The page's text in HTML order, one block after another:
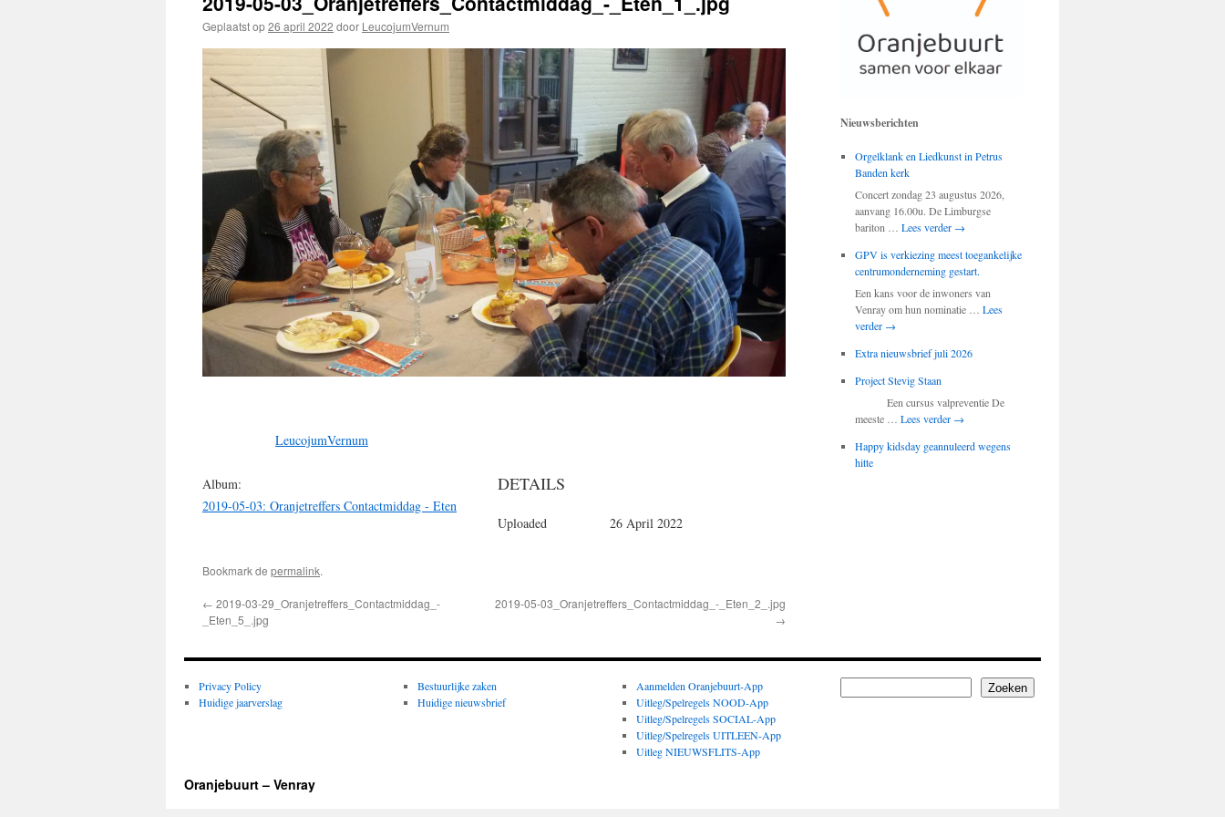
Geplaatst op26 april 2022 door LeucojumVernum
LeucojumVernum
Album:
2019-05-03: Oranjetreffers Contactmiddag - Eten
DETAILS
Uploaded 26 April 2022
Bookmark de permalink.
← 2019-03-29_Oranjetreffers_Contactmiddag_-
_Eten_5_.jpg
2019-05-03_Oranjetreffers_Contactmiddag_-_Eten_2_.jpg
→
Nieuwsberichten
Orgelklank en Liedkunst in Petrus
Banden kerk
Concert zondag 23 augustus 2026,
aanvang 16.00u. De Limburgse
bariton … Lees verder →
GPV is verkiezing meest toegankelijke
centrumonderneming gestart.
Een kans voor de inwoners van
Venray om hun nominatie … Lees
verder →
Extra nieuwsbrief juli 2026
Project Stevig Staan
Een cursus valpreventie De
meeste … Lees verder →
Happy kidsday geannuleerd wegens
hitte
Privacy Policy
Huidige jaarverslag
Bestuurlijke zaken
Huidige nieuwsbrief
Aanmelden Oranjebuurt-App
Uitleg/Spelregels NOOD-App
Uitleg/Spelregels SOCIAL-App
Uitleg/Spelregels UITLEEN-App
Uitleg NIEUWSFLITS-App
Zoeken
Oranjebuurt – Venray